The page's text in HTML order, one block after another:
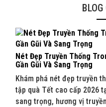
Nét Đẹp Truyền Thống
Gần Gũi Và Sang Trọng
Khám phá nét đẹp truyền
tập quà Tết cao cấp 2026
sang trọng, hương vị